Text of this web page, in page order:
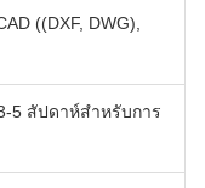
((DXF, DWG),
5 สัปดาห์สําหรับการ